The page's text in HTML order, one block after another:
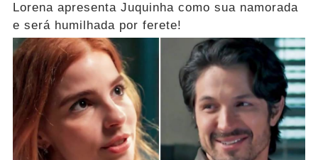
Lorena apresenta Juquinha como sua namorada
e será humilhada por ferete!